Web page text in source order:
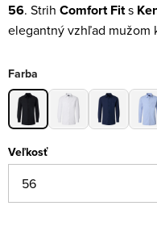
56. Strih Comfort Fits
elegantný vzhľad mužom
Farba
Veľkosť